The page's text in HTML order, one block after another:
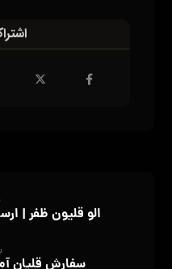
الو قلیون ظفر |
سفارش قلیان